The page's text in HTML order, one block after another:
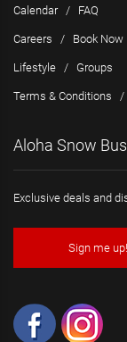
Calendar/ FAQ
Careers / Book Now
Lifestyle / Groups
Terms & Conditions /
Aloha Snow
Exclusive deals and
Sign me up!